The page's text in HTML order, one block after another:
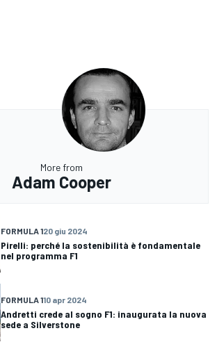
More from
Adam Cooper
FORMULA 120 giu 2024
Pirelli: perché la sostenibilità è fondamentale
nel programma F1
FORMULA 110 apr 2024
Andretti crede al sogno F1: inaugurata la nuova
sede a Silverstone